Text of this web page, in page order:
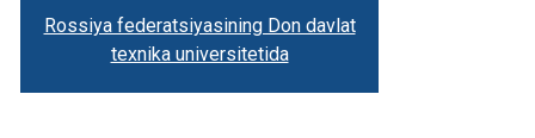
Rossiya federatsiyasining Don davlat
texnika universitetida